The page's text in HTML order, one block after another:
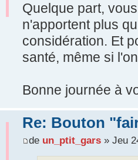
Quelque part,
n'apportent plus
considération. Et
santé, même si
Bonne journée à
Re: Bouton
de un_ptit_gars» Jeu